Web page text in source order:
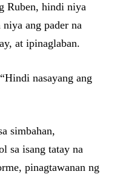
Ruben, hindi niya
ang pader na
at ipinaglaban.
nasayang ang
simbahan,
sa isang tatay na
pinagtawanan ng